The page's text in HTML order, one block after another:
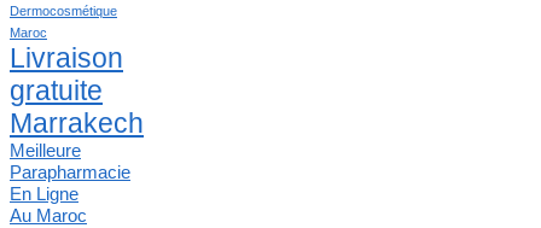
Dermocosmétique
Maroc
Livraison
gratuite
Marrakech
Meilleure
Parapharmacie
En Ligne
Au Maroc